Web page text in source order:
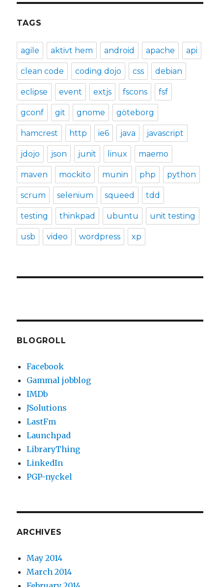
TAGS
agile aktivt hem android apache api
clean code coding dojo css debian
eclipse event extjs fscons fsf
gconf git gnome göteborg
hamcrest http ie6 java javascript
jdojo json junit linux maemo
maven mockito munin php python
scrum selenium squeed tdd
testing thinkpad ubuntu unit testing
usb video wordpress xp
BLOGROLL
Facebook
Gammal jobblog
IMDb
JSolutions
LastFm
Launchpad
LibraryThing
LinkedIn
PGP-nyckel
ARCHIVES
May 2014
March 2014